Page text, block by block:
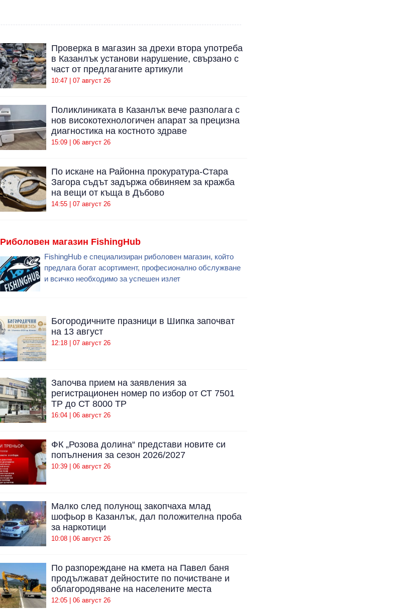
Проверка в магазин за дрехи втора употреба
в Казанлък установи нарушение, свързано с
част от предлаганите артикули
10:47 | 07 август 26
Поликлиниката в Казанлък вече разполага с
нов високотехнологичен апарат за прецизна
диагностика на костното здраве
15:09 | 06 август 26
По искане на Районна прокуратура-Стара
Загора съдът задържа обвиняем за кражба
на вещи от къща в Дъбово
14:55 | 07 август 26
Риболовен магазин FishingHub
FishingHub е специализиран риболовен магазин, който
предлага богат асортимент, професионално обслужване
и всичко необходимо за успешен излет
Богородичните празници в Шипка започват
на 13 август
12:18 | 07 август 26
Започва прием на заявления за
регистрационен номер по избор от СТ 7501
ТР до СТ 8000 ТР
16:04 | 06 август 26
ФК „Розова долина“ представи новите си
попълнения за сезон 2026/2027
10:39 | 06 август 26
Малко след полунощ закопчаха млад
шофьор в Казанлък, дал положителна проба
за наркотици
10:08 | 06 август 26
По разпореждане на кмета на Павел баня
продължават дейностите по почистване и
облагородяване на населените места
12:05 | 06 август 26